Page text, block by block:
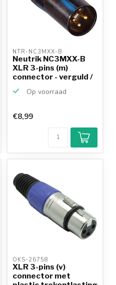
NTR-NC3MXX-B
Neutrik NC3MXX-B
XLR 3-pins (m)
connector - verguld /
Op voorraad
€8,99
OKS-26758
XLR 3-pins (v)
connector met